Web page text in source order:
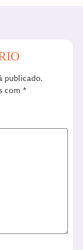
publicado.
com *